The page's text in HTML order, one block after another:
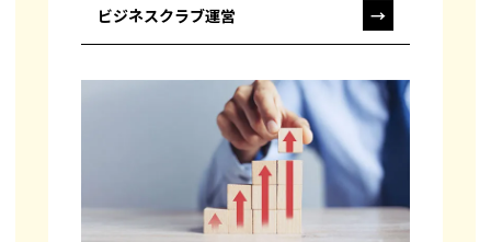
ビジネスクラブ運営 →